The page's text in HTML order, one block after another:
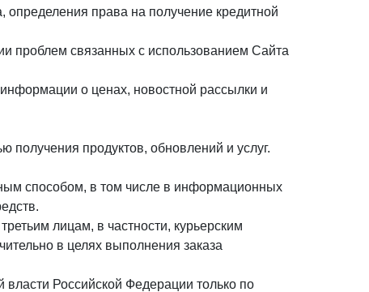
определения права на получение кредитной
проблем связанных с использованием Сайта
о ценах, новостной рассылки и
получения продуктов, обновлений и услуг.
способом, в том числе в информационных
лицам, в частности, курьерским
в целях выполнения заказа
Российской Федерации только по